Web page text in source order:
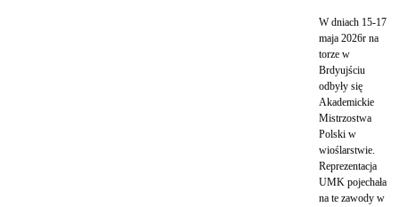
W dniach 15-17
maja 2026r na
torze w
Brdyujściu
odbyły się
Akademickie
Mistrzostwa
Polski w
wioślarstwie.
Reprezentacja
UMK pojechała
na te zawody w